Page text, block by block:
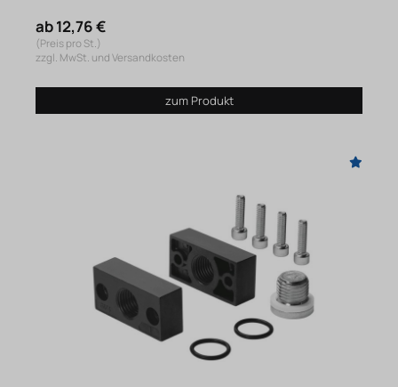
ab 12,76 €
(Preis pro St.)
zzgl. MwSt. und Versandkosten
zum Produkt